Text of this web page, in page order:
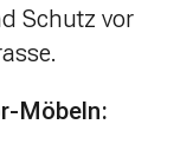
Schutz vor
Möbeln: